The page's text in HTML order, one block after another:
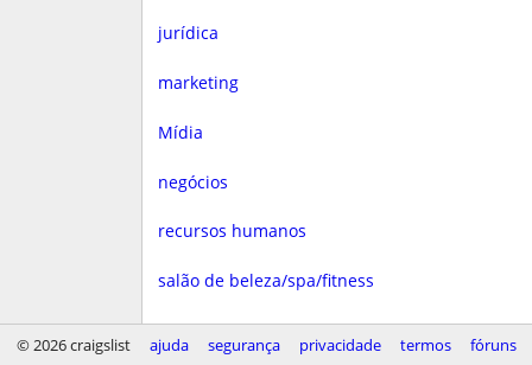
jurídica
marketing
Mídia
negócios
recursos humanos
salão de beleza/spa/fitness
saúde
© 2026 craigslist ajuda segurança privacidade termos fóruns